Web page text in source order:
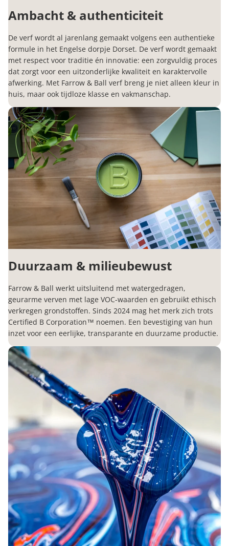
Ambacht & authenticiteit
De verf wordt al jarenlang gemaakt volgens een authentieke
formule in het Engelse dorpje Dorset. De verf wordt gemaakt
met respect voor traditie én innovatie: een zorgvuldig proces
dat zorgt voor een uitzonderlijke kwaliteit en karaktervolle
afwerking. Met Farrow & Ball verf breng je niet alleen kleur in
huis, maar ook tijdloze klasse en vakmanschap.
Duurzaam & milieubewust
Farrow & Ball werkt uitsluitend met watergedragen,
geurarme verven met lage VOC-waarden en gebruikt ethisch
verkregen grondstoffen. Sinds 2024 mag het merk zich trots
Certified B Corporation™ noemen. Een bevestiging van hun
inzet voor een eerlijke, transparante en duurzame productie.